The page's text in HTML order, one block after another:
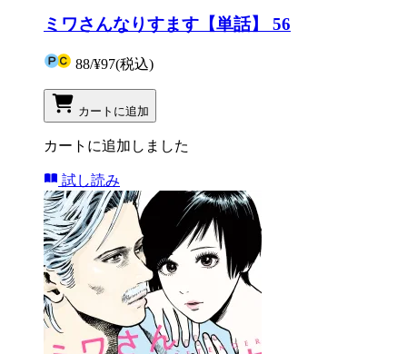
ミワさんなりすます【単話】 56
88/¥97(税込)
カートに追加
カートに追加しました
試し読み